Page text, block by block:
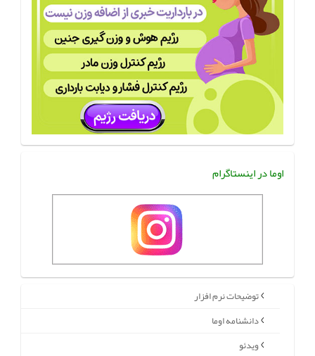
اوما در اینستاگرام
توضیحات نرم افزار
دانشنامه اوما
ویدئو